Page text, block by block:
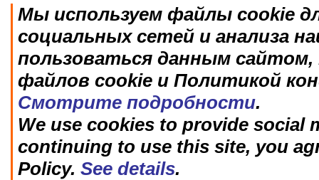
Мы используем файлы cookie
социальных сетей и анализа
пользоваться данным
файлов cookie и Политикой
Смотрите подробности.
We use cookies to provide social
continuing to use this site, you
Policy. See details.